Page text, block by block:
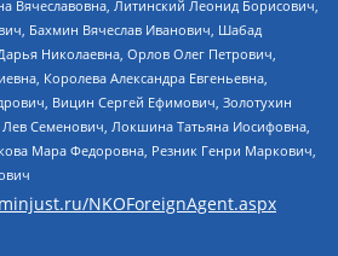
Вячеславовна, Литинский Леонид Борисович,
Бахмин Вячеслав Иванович, Шабад
Николаевна, Орлов Олег Петрович,
Королева Александра Евгеньевна,
Вицин Сергей Ефимович, Золотухин
Семенович, Локшина Татьяна Иосифовна,
Мара Федоровна, Резник Генри Маркович,
NKOForeignAgent.aspx